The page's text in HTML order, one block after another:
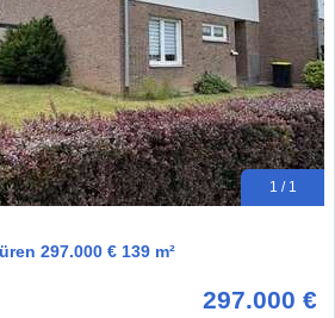
1 / 1
297.000 € 139 m²
297.000 €